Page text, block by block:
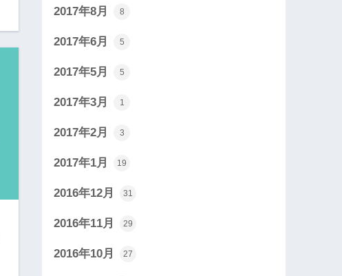
2017年8月 8
2017年6月 5
2017年5月 5
2017年3月 1
2017年2月 3
2017年1月 19
2016年12月 31
2016年11月 29
2016年10月 27